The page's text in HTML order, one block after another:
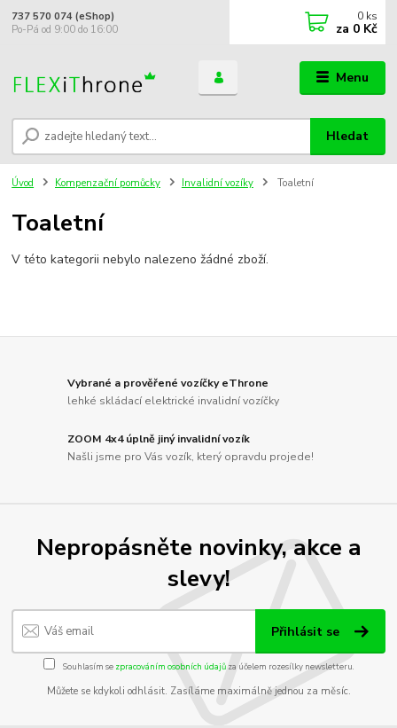
Menu
Hledat
737 570 074 (eShop)
Po-Pá od 9:00 do 16:00
0 ks
za 0 Kč
Úvod Kompenzační pomůcky Invalidní vozíky Toaletní
Toaletní
V této kategorii nebylo nalezeno žádné zboží.
Vybrané a prověřené vozíčky eThrone
lehké skládací elektrické invalidní vozíčky
ZOOM 4x4 úplně jiný invalidní vozík
Našli jsme pro Vás vozík, který opravdu projede!
Nepropásněte novinky, akce a
slevy!
Přihlásit se
Souhlasím se zpracováním osobních údajůza účelem rozesílky newsletteru.
Můžete se kdykoli odhlásit. Zasíláme maximálně jednou za měsíc.